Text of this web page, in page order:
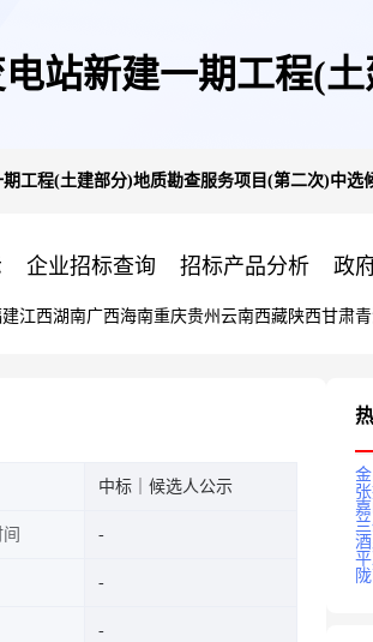
站新建一期工程(
工程(土建部分)地质勘查服务项目(第二次)中选
企业招标查询 招标产品分析 政
江西湖南广西海南重庆贵州 云南西藏陕西甘肃
中标｜候选人公示